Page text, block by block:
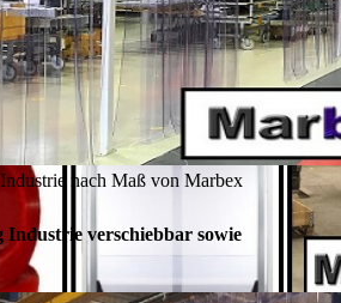
nach Maß von Marbex
verschiebbar sowie